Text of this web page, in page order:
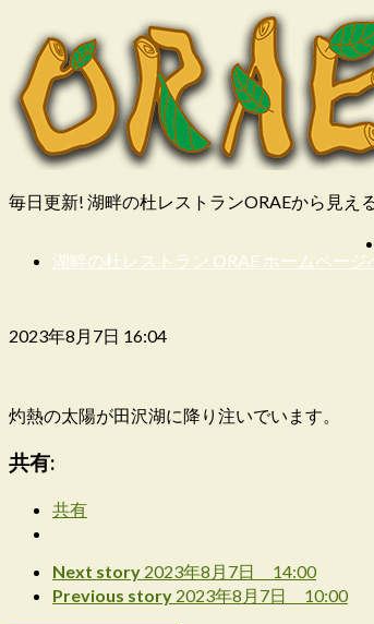
毎日更新! 湖畔の杜レストランORAEから見え
湖畔の杜レストラン ORAE ホームページ
2023年8月7日 16:04
灼熱の太陽が田沢湖に降り注いでいます。
共有:
共有
Next story 2023年8月7日 14:00
Previous story 2023年8月7日 10:00